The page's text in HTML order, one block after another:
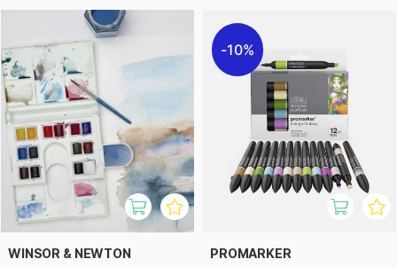
WINSOR & NEWTON
10%
PROMARKER